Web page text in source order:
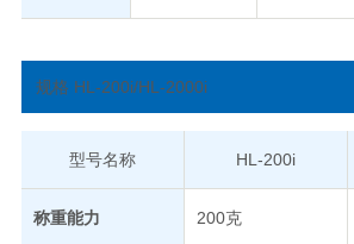
规格 HL-200i/HL-2000i
型号名称 HL-200i
称重能力 200克